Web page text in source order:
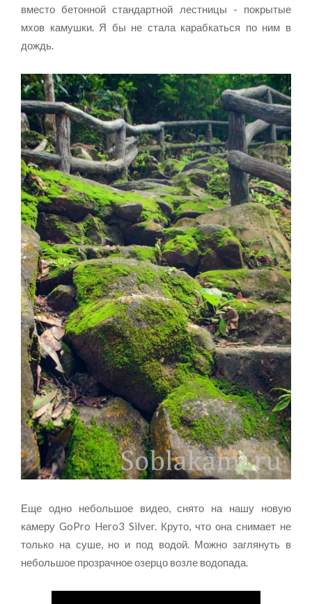
вместо бетонной стандартной лестницы - покрытые
мхов камушки. Я бы не стала карабкаться по ним в
дождь.
Еще одно небольшое видео, снято на нашу новую
камеру GoPro Hero3 Silver. Круто, что она снимает не
только на суше, но и под водой. Можно заглянуть в
небольшое прозрачное озерцо возле водопада.